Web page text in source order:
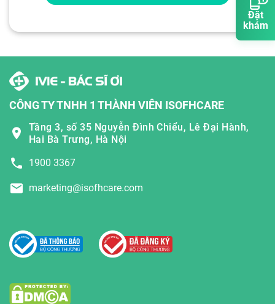
Đặt
khám
CÔNG TY TNHH 1 THÀNH VIÊN ISOFHCARE
Tầng 3, số 35 Nguyễn Đình Chiểu, Lê Đại Hành,
Hai Bà Trưng, Hà Nội
1900 3367
marketing@isofhcare.com